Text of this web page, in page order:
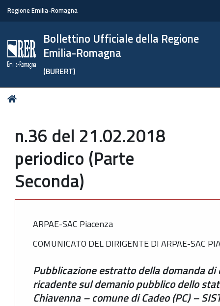
Regione Emilia-Romagna
Bollettino Ufficiale della Regione
Emilia-Romagna
(BURERT)
Tu
n.36 del 21.02.2018
periodico (Parte
Seconda)
ARPAE-SAC Piacenza
COMUNICATO DEL DIRIGENTE DI ARPAE-SAC
Pubblicazione estratto della domanda di
ricadente sul demanio pubblico dello
Chiavenna – comune di Cadeo (PC) –